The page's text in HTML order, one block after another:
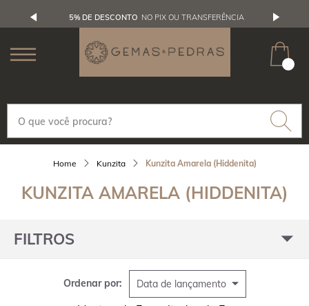
5% DE DESCONTO NO PIX OU TRANSFERÊNCIA
Kunzita Kunzita Amarela (Hiddenita)
KUNZITA AMARELA (HIDDENITA)
FILTROS
Ordenar por: Data de lançamento